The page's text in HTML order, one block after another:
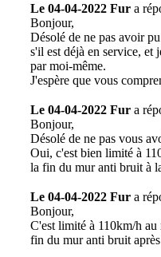
Le 04-04-2022 Fur a
Bonjour,
Désolé de ne pas avoir
s'il est déjà en service, et
par moi-même.
J'espère que vous
Le 04-04-2022 Fur a
Bonjour,
Désolé de ne pas vous
Oui, c'est bien limité à
la fin du mur anti bruit à
Le 04-04-2022 Fur a
Bonjour,
C'est limité à 110km/h
fin du mur anti bruit